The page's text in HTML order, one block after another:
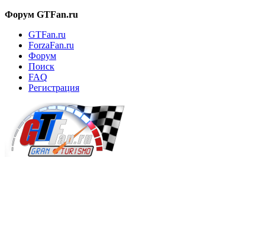
Форум GTFan.ru
GTFan.ru
ForzaFan.ru
Форум
Поиск
FAQ
Регистрация